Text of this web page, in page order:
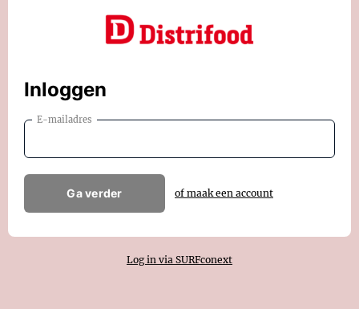
Inloggen
E-mailadres
Ga verder of maak een account
Log in via SURFconext